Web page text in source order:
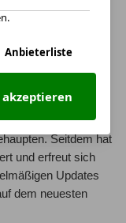
ist der Jaguar XE
Leistung.
Motor Show im
auf den Markt.
der Mittelklasse
Seitdem hat
und erfreut sich
Updates
dem neuesten
Anbieterliste